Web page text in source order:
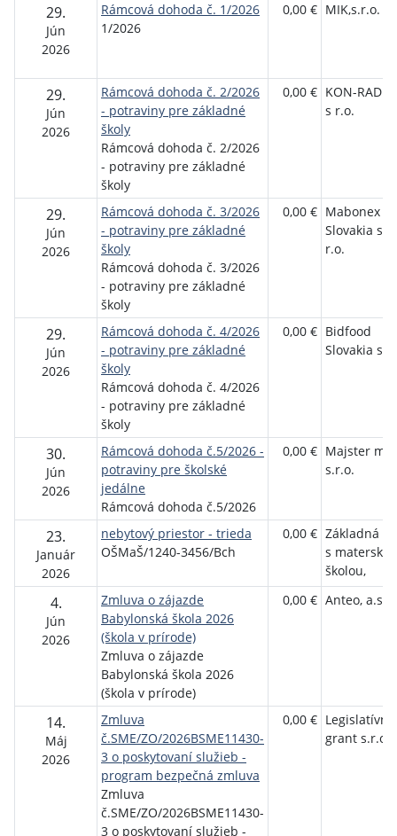
29.
Jún
2026
Rámcová dohoda č. 1/2026
1/2026
0,00 € MIK,s.r.o.
29.
Jún
2026
Rámcová dohoda č. 2/2026
- potraviny pre základné
školy
Rámcová dohoda č. 2/2026
- potraviny pre základné
školy
0,00 € KON-RAD
s r.o.
29.
Jún
2026
Rámcová dohoda č. 3/2026
- potraviny pre základné
školy
Rámcová dohoda č. 3/2026
- potraviny pre základné
školy
0,00 € Mabonex
Slovakia
r.o.
29.
Jún
2026
Rámcová dohoda č. 4/2026
- potraviny pre základné
školy
Rámcová dohoda č. 4/2026
- potraviny pre základné
školy
0,00 € Bidfood
Slovakia
30.
Jún
2026
Rámcová dohoda č.5/2026 -
potraviny pre školské
jedálne
Rámcová dohoda č.5/2026
0,00 € Majster
s.r.o.
23.
Január
2026
nebytový priestor - trieda
OŠMaŠ/1240-3456/Bch
0,00 € Základná
s materskou
školou,
4.
Jún
2026
Zmluva o zájazde
Babylonská škola 2026
(škola v prírode)
Zmluva o zájazde
Babylonská škola 2026
(škola v prírode)
0,00 € Anteo, a.s.
14.
Máj
2026
Zmluva
č.SME/ZO/2026BSME11430-
3 o poskytovaní služieb -
program bezpečná zmluva
Zmluva
č.SME/ZO/2026BSME11430-
3 o poskytovaní služieb -
0,00 € Legislatívny
grant s.r.o.